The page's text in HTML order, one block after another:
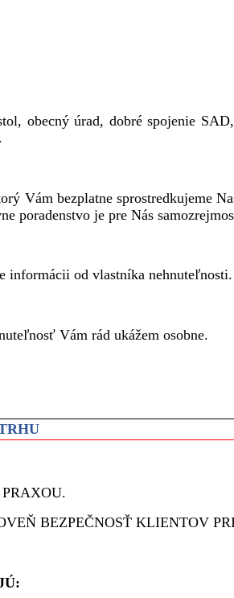
obecný úrad, dobré spojenie
Vám bezplatne sprostredkujeme
poradenstvo je pre Nás
informácii od vlastníka nehnuteľnosti.
Vám rád ukážem osobne.
BEZPEČNOSŤ KLIENTOV